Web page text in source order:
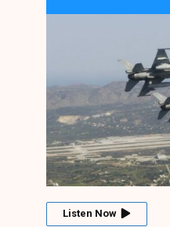
Listen Now